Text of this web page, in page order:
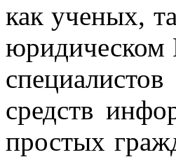
как ученых,
юридическом
средств
простых